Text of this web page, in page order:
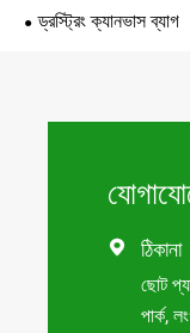
ড্রস্ট্রিং ক্যানভাস ব্যাগ
 ঠিকানা
ছোট
পার্ক,